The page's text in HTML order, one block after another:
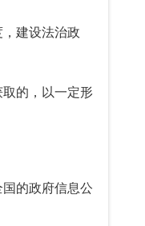
建设法治政
的，以一定形
的政府信息公